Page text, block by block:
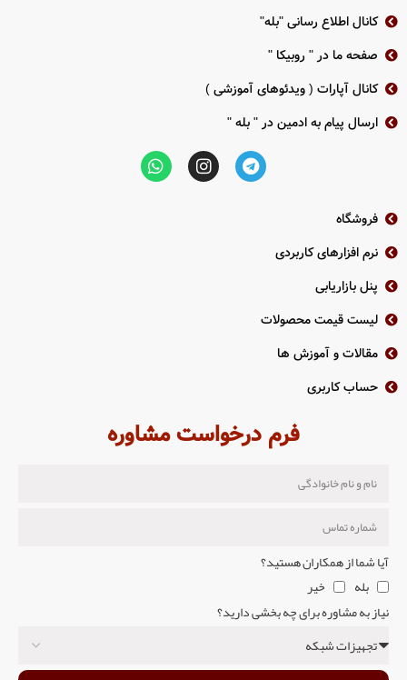
کانال اطلاع رسانی "بله"
صفحه ما در " روبیکا "
کانال آپارات ( ویدئوهای آموزشی )
ارسال پیام به ادمین در " بله "
فروشگاه
نرم افزارهای کاربردی
پنل بازاریابی
لیست قیمت محصولات
مقالات و آموزش ها
حساب کاربری
فرم درخواست مشاوره
آیا شما از همکاران هستید؟
بله
خیر
نیاز به مشاوره برای چه بخشی دارید؟